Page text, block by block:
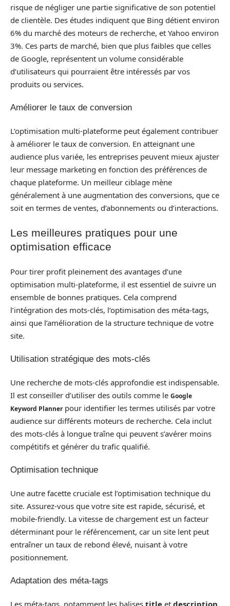
risque de négliger une partie significative de son potentiel
de clientèle. Des études indiquent que Bing détient environ
6% du marché des moteurs de recherche, et Yahoo environ
3%. Ces parts de marché, bien que plus faibles que celles
de Google, représentent un volume considérable
d’utilisateurs qui pourraient être intéressés par vos
produits ou services.
Améliorer le taux de conversion
L’optimisation multi-plateforme peut également contribuer
à améliorer le taux de conversion. En atteignant une
audience plus variée, les entreprises peuvent mieux ajuster
leur message marketing en fonction des préférences de
chaque plateforme. Un meilleur ciblage mène
généralement à une augmentation des conversions, que ce
soit en termes de ventes, d’abonnements ou d’interactions.
Les meilleures pratiques pour une
optimisation efficace
Pour tirer profit pleinement des avantages d’une
optimisation multi-plateforme, il est essentiel de suivre un
ensemble de bonnes pratiques. Cela comprend
l’intégration des mots-clés, l’optimisation des méta-tags,
ainsi que l’amélioration de la structure technique de votre
site.
Utilisation stratégique des mots-clés
Une recherche de mots-clés approfondie est indispensable.
Il est conseiller d’utiliser des outils comme le Google
Keyword Plannerpour identifier les termes utilisés par votre
audience sur différents moteurs de recherche. Cela inclut
des mots-clés à longue traîne qui peuvent s’avérer moins
compétitifs et générer du trafic qualifié.
Optimisation technique
Une autre facette cruciale est l’optimisation technique du
site. Assurez-vous que votre site est rapide, sécurisé, et
mobile-friendly. La vitesse de chargement est un facteur
déterminant pour le référencement, car un site lent peut
entraîner un taux de rebond élevé, nuisant à votre
positionnement.
Adaptation des méta-tags
Les méta-tags, notamment les balises title et description,